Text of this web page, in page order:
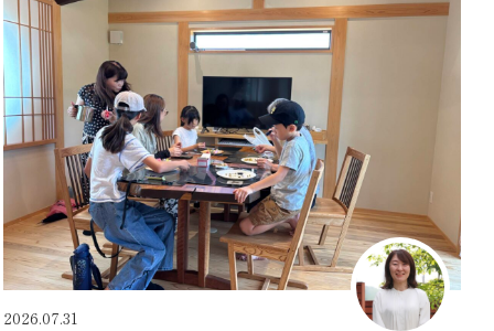
2026.07.31